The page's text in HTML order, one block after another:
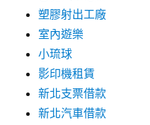
塑膠射出工廠
室內遊樂
小琉球
影印機租賃
新北支票借款
新北汽車借款